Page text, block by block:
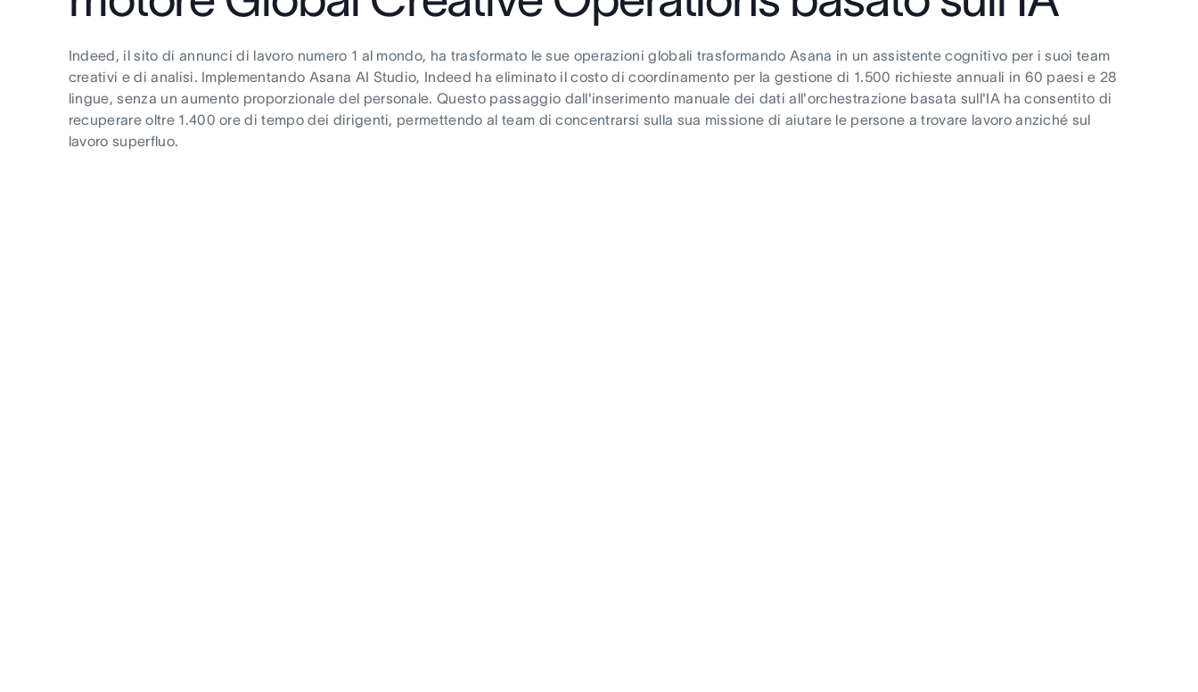
Indeed, il sito di annunci di lavoro numero 1 al mondo, ha trasformato le sue operazioni globali trasformando Asana in un assistente cognitivo per i suoi team
creativi e di analisi. Implementando Asana AI Studio, Indeed ha eliminato il costo di coordinamento per la gestione di 1.500 richieste annuali in 60 paesi e 28
lingue, senza un aumento proporzionale del personale. Questo passaggio dall'inserimento manuale dei dati all'orchestrazione basata sull'IA ha consentito di
recuperare oltre 1.400 ore di tempo dei dirigenti, permettendo al team di concentrarsi sulla sua missione di aiutare le persone a trovare lavoro anziché sul
lavoro superfluo.